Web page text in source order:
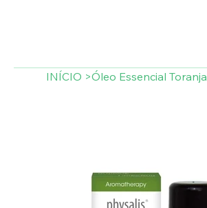
INÍCIO >Óleo Essencial Toranja